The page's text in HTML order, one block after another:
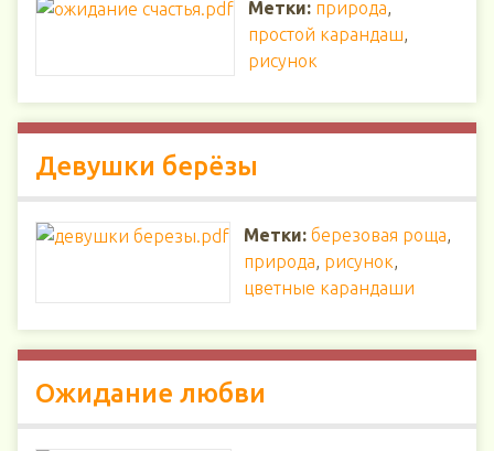
Метки: природа,
простой карандаш,
рисунок
Девушки берёзы
Метки: березовая роща,
природа, рисунок,
цветные карандаши
Ожидание любви